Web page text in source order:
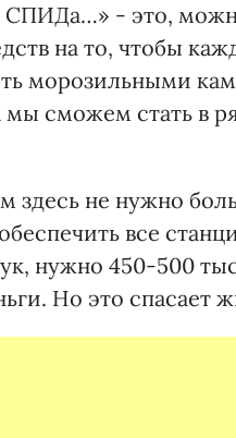
- это,
на то, чтобы
морозильными
сможем стать в
здесь не нужно
все
нужно 450-500
Но это спасает